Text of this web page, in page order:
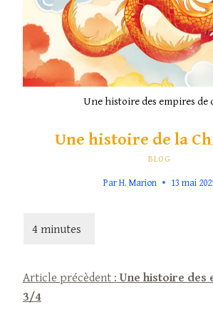
Une histoire des empires de
Une histoire de la
BLOG
ParH. Marion 13 mai
Article précèdent : Une histoire des
3/4